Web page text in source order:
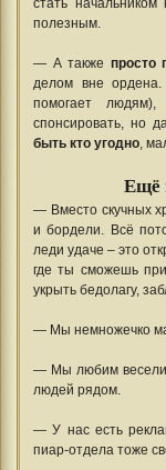
стать начальником
полезным.
— А также просто
делом вне
помогает
спонсировать, но
быть кто угодно,
Ещё
— Вместо скучных
и бордели. Всё
леди удаче – это
где ты сможешь
укрыть бедолагу,
— Мы немножечко
— Мы любим
людей рядом.
— У нас есть
пиар-отдела тоже